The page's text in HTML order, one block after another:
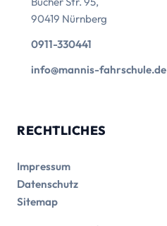
90419 Nürnberg
0911-330441
info@mannis-fahrschule.de
RECHTLICHES
Impressum
Datenschutz
Sitemap